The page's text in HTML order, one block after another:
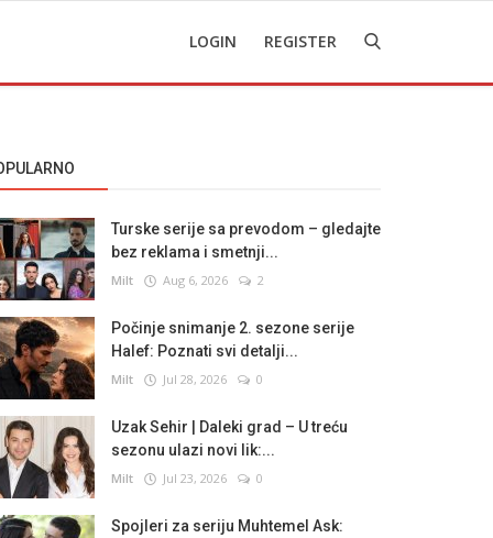
LOGIN REGISTER
Turske serije sa prevodom – gledajte
bez reklama i smetnji...
Milt Aug 6, 2026 2
Počinje snimanje 2. sezone serije
Halef: Poznati svi detalji...
Milt Jul 28, 2026 0
Uzak Sehir | Daleki grad – U treću
sezonu ulazi novi lik:...
Milt Jul 23, 2026 0
Spojleri za seriju Muhtemel Ask: